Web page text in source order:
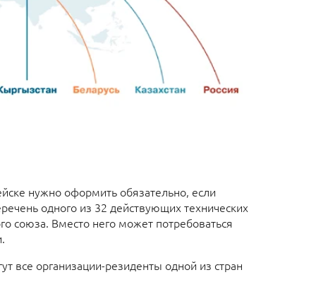
нужно оформить обязательно, если
одного из 32 действующих технических
союза. Вместо него может потребоваться
все организации-резиденты одной из стран